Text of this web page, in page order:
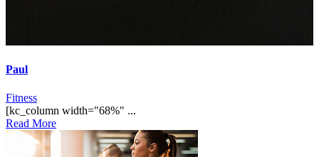
Paul
Fitness
[kc_column width="68%" ...
Read More